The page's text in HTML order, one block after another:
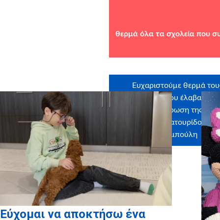
θερμά όλα τα σχολεία που
Ευχαριστούμε θερμά
εθελοντές που έλαβαν
στην εκπλήρωση της
Θεοδώρα Παχατουρίδου,
Σταμπούλη
Εύχομαι να αποκτήσω ένα